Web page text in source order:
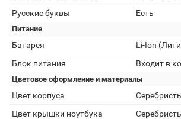
Русские буквы
Есть
Питание
Батарея
Li-Ion
Блок питания
Входит в
Цветовое оформление и материалы
Цвет корпуса
Цвет крышки ноутбука